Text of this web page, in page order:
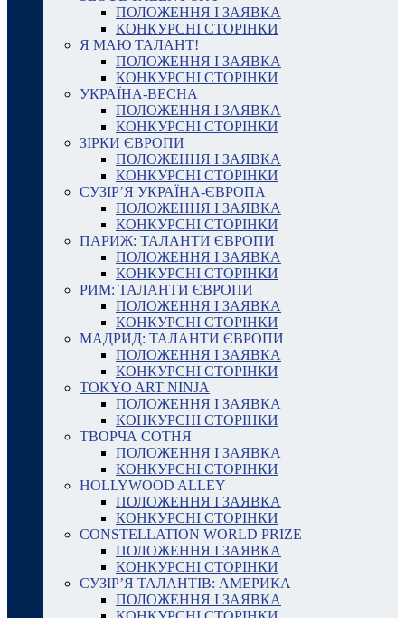
ПОЛОЖЕННЯ І ЗАЯВКА
КОНКУРСНІ СТОРІНКИ
Я МАЮ ТАЛАНТ!
ПОЛОЖЕННЯ І ЗАЯВКА
КОНКУРСНІ СТОРІНКИ
УКРАЇНА-ВЕСНА
ПОЛОЖЕННЯ І ЗАЯВКА
КОНКУРСНІ СТОРІНКИ
ЗІРКИ ЄВРОПИ
ПОЛОЖЕННЯ І ЗАЯВКА
КОНКУРСНІ СТОРІНКИ
СУЗІР’Я УКРАЇНА-ЄВРОПА
ПОЛОЖЕННЯ І ЗАЯВКА
КОНКУРСНІ СТОРІНКИ
ПАРИЖ: ТАЛАНТИ ЄВРОПИ
ПОЛОЖЕННЯ І ЗАЯВКА
КОНКУРСНІ СТОРІНКИ
РИМ: ТАЛАНТИ ЄВРОПИ
ПОЛОЖЕННЯ І ЗАЯВКА
КОНКУРСНІ СТОРІНКИ
МАДРИД: ТАЛАНТИ ЄВРОПИ
ПОЛОЖЕННЯ І ЗАЯВКА
КОНКУРСНІ СТОРІНКИ
TOKYO ART NINJA
ПОЛОЖЕННЯ І ЗАЯВКА
КОНКУРСНІ СТОРІНКИ
ТВОРЧА СОТНЯ
ПОЛОЖЕННЯ І ЗАЯВКА
КОНКУРСНІ СТОРІНКИ
HOLLYWOOD ALLEY
ПОЛОЖЕННЯ І ЗАЯВКА
КОНКУРСНІ СТОРІНКИ
CONSTELLATION WORLD PRIZE
ПОЛОЖЕННЯ І ЗАЯВКА
КОНКУРСНІ СТОРІНКИ
СУЗІР’Я ТАЛАНТІВ: АМЕРИКА
ПОЛОЖЕННЯ І ЗАЯВКА